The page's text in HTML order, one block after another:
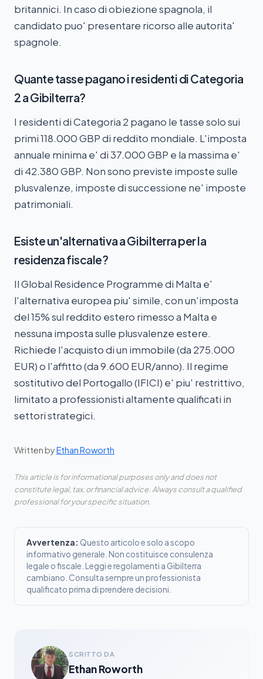
britannici. In caso di obiezione spagnola, il
candidato puo' presentare ricorso alle autorita'
spagnole.
Quante tasse pagano i residenti di Categoria
2 a Gibilterra?
I residenti di Categoria 2 pagano le tasse solo sui
primi 118.000 GBP di reddito mondiale. L'imposta
annuale minima e' di 37.000 GBP e la massima e'
di 42.380 GBP. Non sono previste imposte sulle
plusvalenze, imposte di successione ne' imposte
patrimoniali.
Esiste un'alternativa a Gibilterra per la
residenza fiscale?
Il Global Residence Programme di Malta e'
l'alternativa europea piu' simile, con un'imposta
del 15% sul reddito estero rimesso a Malta e
nessuna imposta sulle plusvalenze estere.
Richiede l'acquisto di un immobile (da 275.000
EUR) o l'affitto (da 9.600 EUR/anno). Il regime
sostitutivo del Portogallo (IFICI) e' piu' restrittivo,
limitato a professionisti altamente qualificati in
settori strategici.
Written byEthan Roworth
This article is for informational purposes only and does not
constitute legal, tax, or financial advice. Always consult a qualified
professional for your specific situation.
Avvertenza: Questo articolo e solo a scopo
informativo generale. Non costituisce consulenza
legale o fiscale. Leggi e regolamenti a Gibilterra
cambiano. Consulta sempre un professionista
qualificato prima di prendere decisioni.
SCRITTO DA
Ethan Roworth